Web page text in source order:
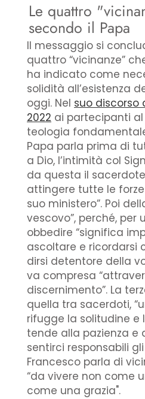
Le quattro
secondo il Papa
Il messaggio si
quattro “vicinanze”
ha indicato come
solidità all’esistenza
oggi. Nel suo discorso
2022 ai partecipanti al
teologia
Papa parla prima di
a Dio, l’intimità col
da questa il
attingere tutte le
suo ministero”. Poi
vescovo”, perché, per
obbedire “significa
ascoltare e ricordarsi
dirsi detentore della
va compresa
discernimento”. La
quella tra sacerdoti,
rifugge la solitudine e
tende alla pazienza e
sentirci responsabili
Francesco parla di
“da vivere non come
come una grazia".